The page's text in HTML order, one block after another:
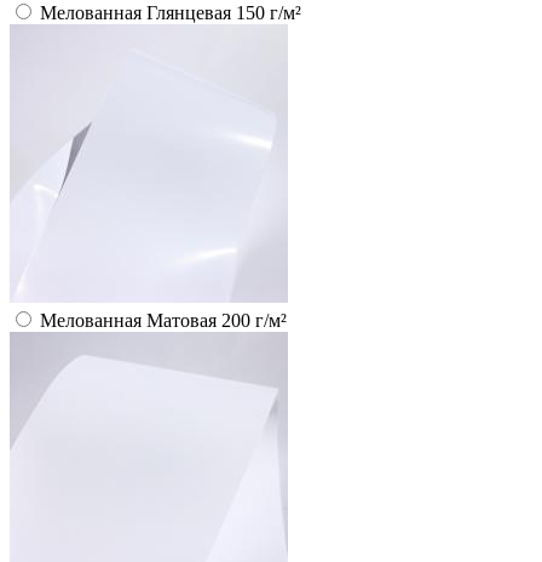
Мелованная Глянцевая 150 г/м²
Мелованная Матовая 200 г/м²